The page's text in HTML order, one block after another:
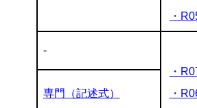
・
-
・
・
専門（記述式）